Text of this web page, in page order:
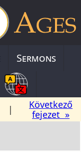
Sermons
|
Következő
fejezet »